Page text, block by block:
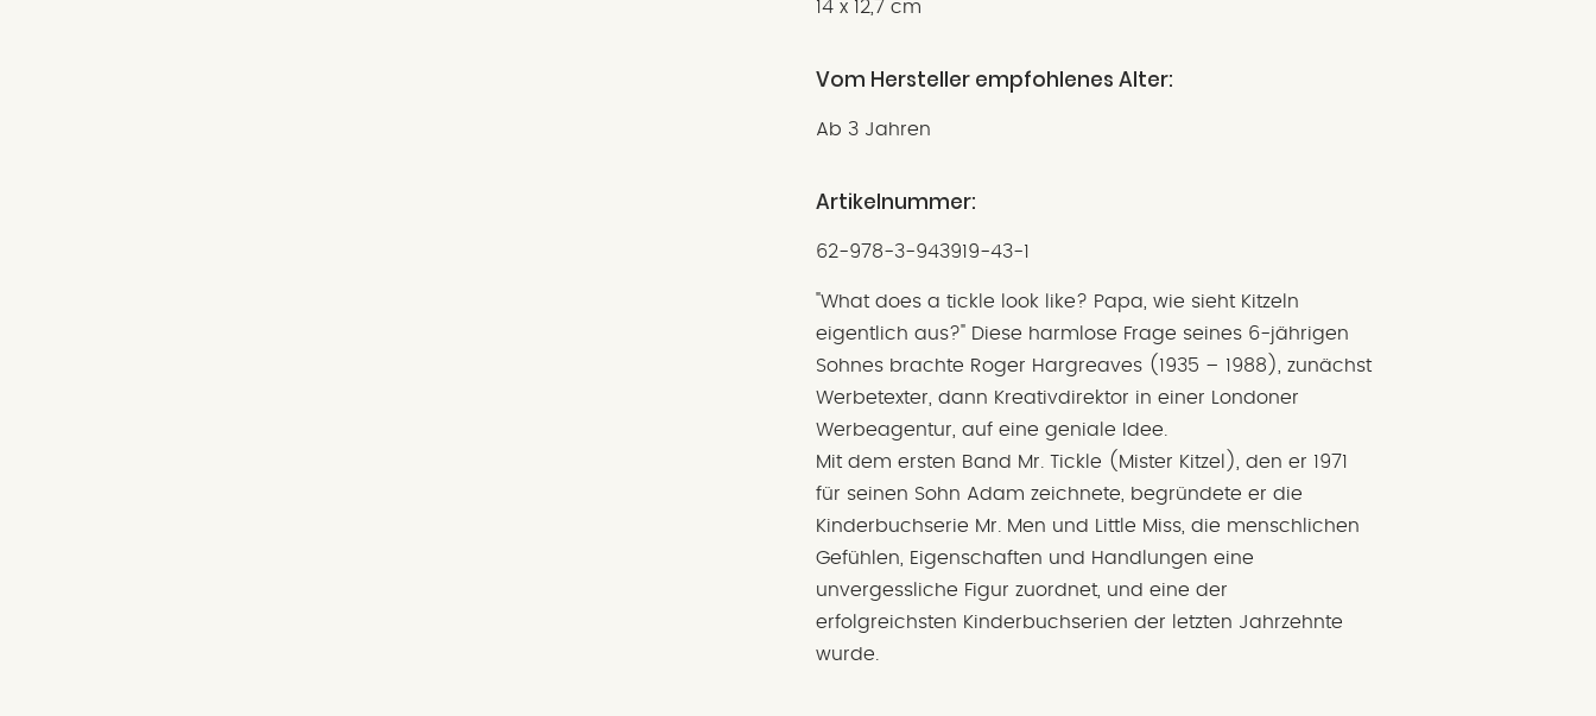
14 x 12,7 cm
Vom Hersteller empfohlenes Alter:
Ab 3 Jahren
Artikelnummer:
62-978-3-943919-43-1
"What does a tickle look like? Papa, wie sieht Kitzeln
eigentlich aus?" Diese harmlose Frage seines 6-jährigen
Sohnes brachte Roger Hargreaves (1935 – 1988), zunächst
Werbetexter, dann Kreativdirektor in einer Londoner
Werbeagentur, auf eine geniale Idee.
Mit dem ersten Band Mr. Tickle (Mister Kitzel), den er 1971
für seinen Sohn Adam zeichnete, begründete er die
Kinderbuchserie Mr. Men und Little Miss, die menschlichen
Gefühlen, Eigenschaften und Handlungen eine
unvergessliche Figur zuordnet, und eine der
erfolgreichsten Kinderbuchserien der letzten Jahrzehnte
wurde.